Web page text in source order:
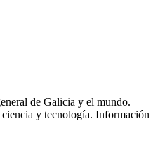
de Galicia y el mundo.
y tecnología. Información